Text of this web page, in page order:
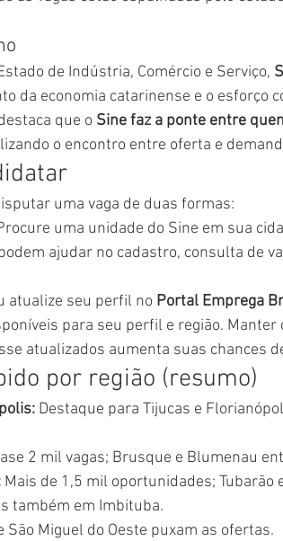
de Indústria, Comércio e Serviço,
da economia catarinense e o esforço
que o Sine faz a ponte entre
o encontro entre oferta e
uma vaga de duas formas:
uma unidade do Sine em sua
ajudar no cadastro, consulta de
atualize seu perfil no Portal Emprega
para seu perfil e região. Manter
atualizados aumenta suas chances
por região (resumo)
Destaque para Tijucas e
2 mil vagas; Brusque e Blumenau
Mais de 1,5 mil oportunidades; Tubarão
também em Imbituba.
São Miguel do Oeste puxam as ofertas.